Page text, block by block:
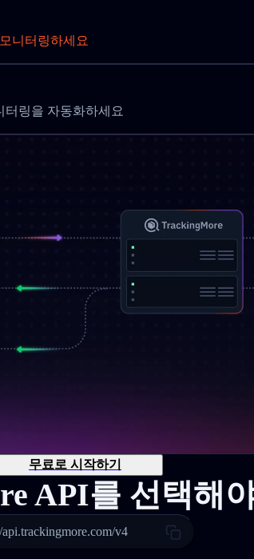
니터링하세요
터링을 자동화하세요
무료로 시작하기
API를 선택해
api.trackingmore.com/v4